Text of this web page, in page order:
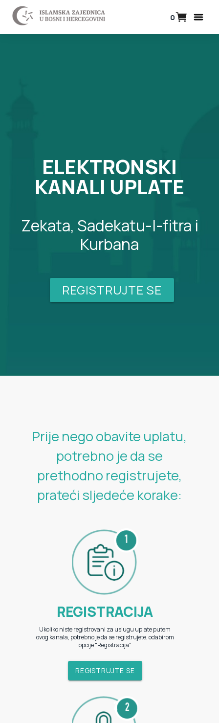
0
ELEKTRONSKI
KANALI UPLATE
Zekata, Sadekatu-l-fitra i
Kurbana
REGISTRUJTE SE
Prije nego obavite uplatu,
potrebno je da se
prethodno registrujete,
prateći sljedeće korake:
REGISTRACIJA
Ukoliko niste registrovani za uslugu uplate putem
ovog kanala, potrebno je da se registrujete, odabirom
opcije "Registracija"
REGISTRUJTE SE